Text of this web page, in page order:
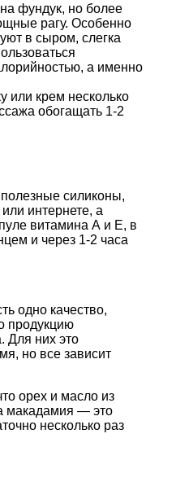
фундук, но более
рагу. Особенно
в сыром, слегка
а именно
или крем несколько
обогащать 1-2
силиконы,
интернете, а
витамина А и Е, в
и через 1-2 часа
одно качество,
продукцию
Для них это
но все зависит
орех и масло из
макадамия — это
несколько раз